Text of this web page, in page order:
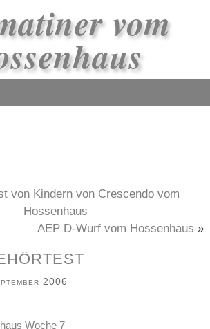
vom
von Kindern von Crescendo vom
Hossenhaus
AEP D-Wurf vom Hossenhaus »
2006
Woche 7